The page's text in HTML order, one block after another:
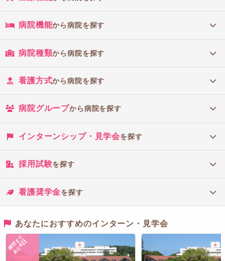
病院機能から病院を探す
病院種類から病院を探す
看護方式から病院を探す
病院グループから病院を探す
インターンシップ・見学会を探す
採用試験を探す
看護奨学金を探す
あなたにおすすめのインターン・見学会
締切まで
あと
4日